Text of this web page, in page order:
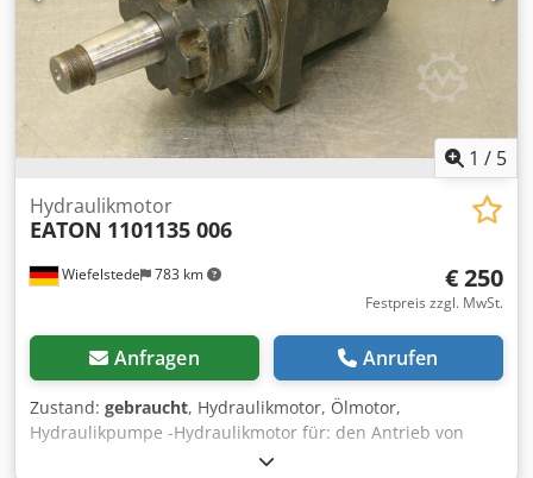
1 / 5
Wiefelstede 783 km
Hydraulikmotor
EATON 1101135 006
€ 250
Festpreis zzgl. MwSt.
Anfragen Anrufen
Zustand: gebraucht, Hydraulikmotor, Ölmotor,
Hydraulikpumpe -Hydraulikmotor für: den Antrieb von
Arbeitsbühnen der Firma GSL (German Standard Lift) -